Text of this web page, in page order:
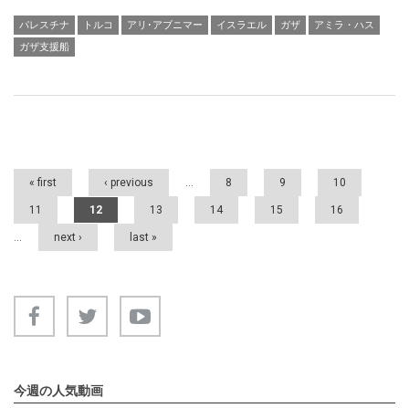
パレスチナ トルコ アリ･アブニマー イスラエル ガザ
アミラ・ハス
ガザ支援船
Pages
« first ‹ previous … 8 9 10
11 12 13 14 15 16
… next › last »
今週の人気動画